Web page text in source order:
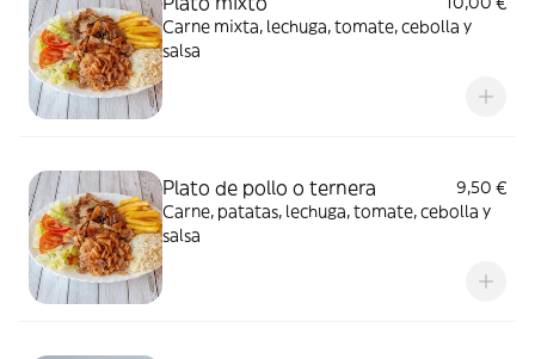
Carne mixta, lechuga, tomate, cebolla y
salsa
Plato de pollo o ternera
9,50 €
Carne, patatas, lechuga, tomate, cebolla y
salsa